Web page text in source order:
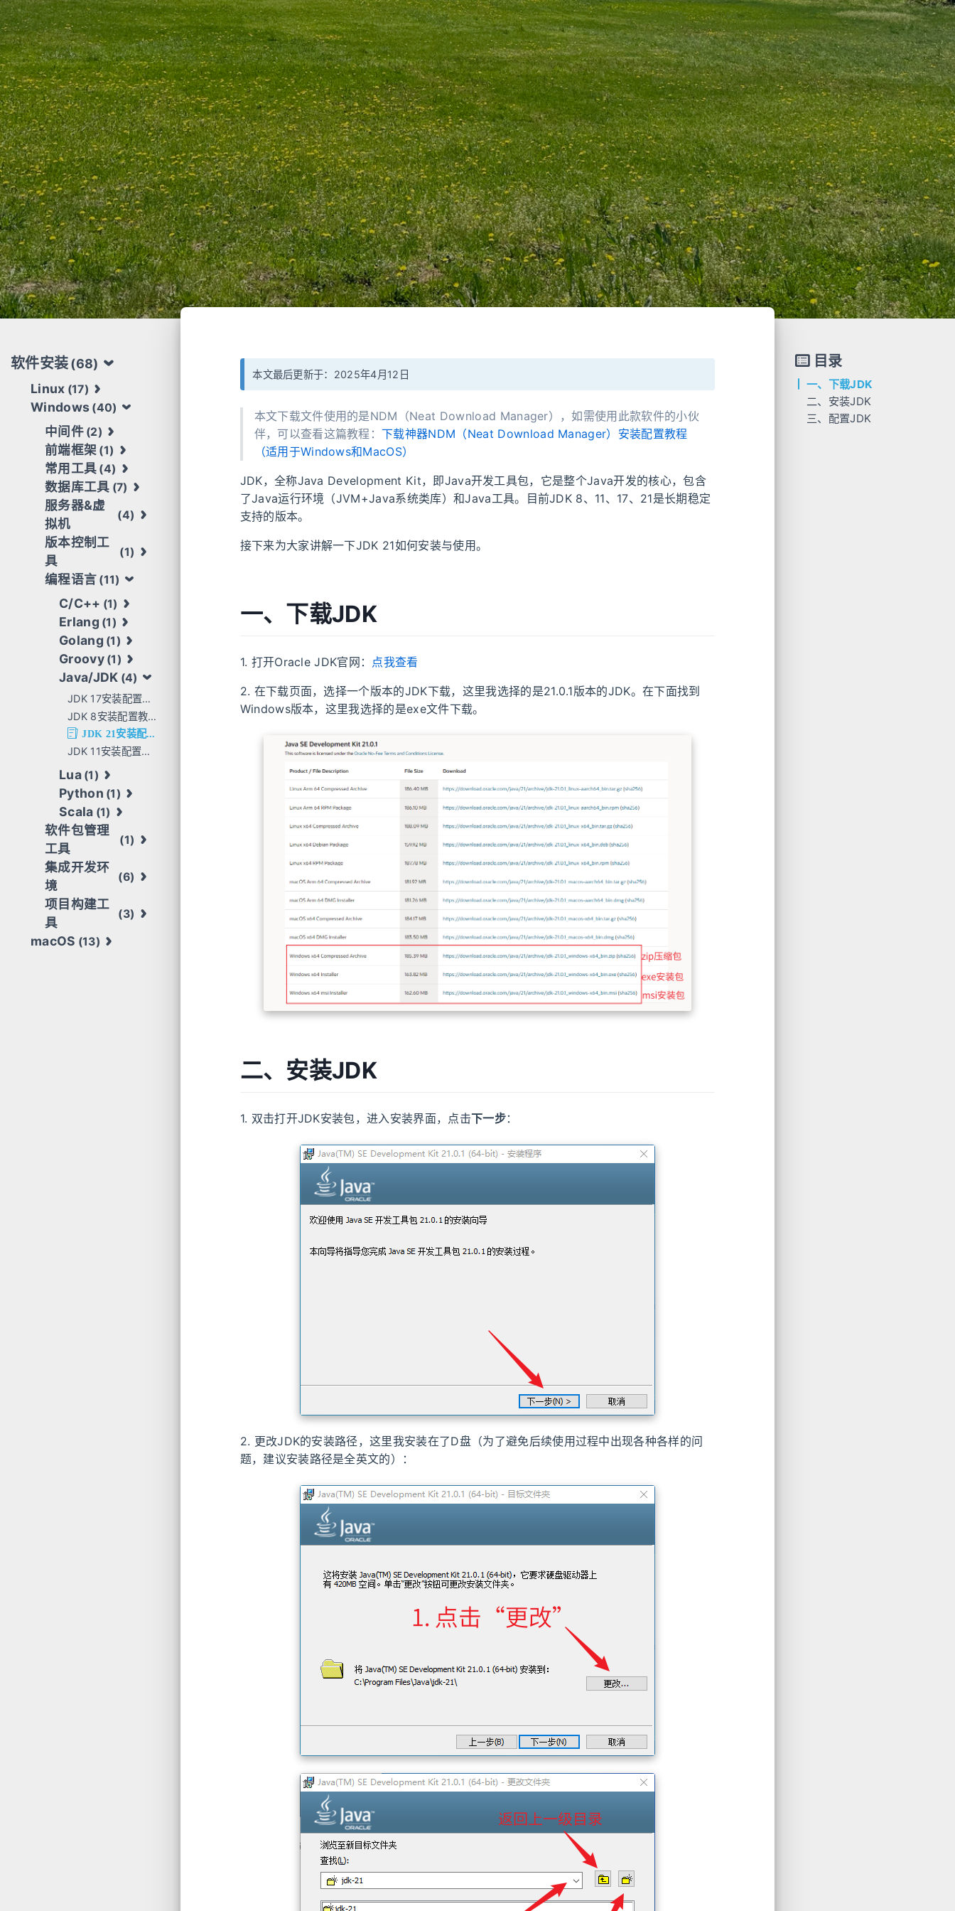
软件安装(68)
Linux (17)
Windows (40)
中间件 (2)
前端框架 (1)
常用工具 (4)
数据库工具 (7)
服务器&虚
拟机
(4)
版本控制工
具
(1)
编程语言 (11)
C/C++ (1)
Erlang (1)
Golang (1)
Groovy (1)
Java/JDK (4)
JDK 17安装配置教程（Windows版）
JDK 8安装配置教程（Windows版）
JDK 21安装配置教程（Windows版）
JDK 11安装配置教程（Windows版）
Lua (1)
Python (1)
Scala (1)
软件包管理
工具
(1)
集成开发环
境
(6)
项目构建工
具
(3)
macOS (13)
本文最后更新于：2025年4月12日
本文下载文件使用的是NDM（Neat Download Manager），如需使用此款软件的小伙
伴，可以查看这篇教程：下载神器NDM（Neat Download Manager）安装配置教程
（适用于Windows和MacOS）
JDK，全称Java Development Kit，即Java开发工具包，它是整个Java开发的核心，包含
了Java运行环境（JVM+Java系统类库）和Java工具。目前JDK 8、11、17、21是长期稳定
支持的版本。
接下来为大家讲解一下JDK 21如何安装与使用。
一、下载JDK
1. 打开Oracle JDK官网： 点我查看
2. 在下载页面，选择一个版本的JDK下载，这里我选择的是21.0.1版本的JDK。在下面找到
Windows版本，这里我选择的是exe文件下载。
二、安装JDK
1. 双击打开JDK安装包，进入安装界面，点击下一步：
2. 更改JDK的安装路径，这里我安装在了D盘（为了避免后续使用过程中出现各种各样的问
题，建议安装路径是全英文的）：
目录
一、下载JDK
二、安装JDK
三、配置JDK